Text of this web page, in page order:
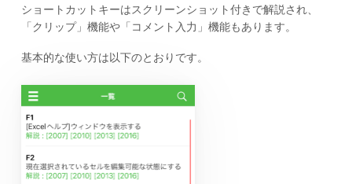
ショートカットキーはスクリーンショット付きで解説され、
「クリップ」機能や「コメント入力」機能もあります。
基本的な使い方は以下のとおりです。